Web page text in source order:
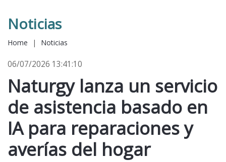
Noticias
Home | Noticias
06/07/2026 13:41:10
Naturgy lanza un servicio
de asistencia basado en
IA para reparaciones y
averías del hogar